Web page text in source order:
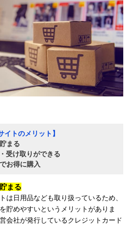
イトのメリット】
まる
受け取りができる
お得に購入
まる
は日用品なども取り扱っているため、
貯めやすいというメリットがありま
会社が発行しているクレジットカード